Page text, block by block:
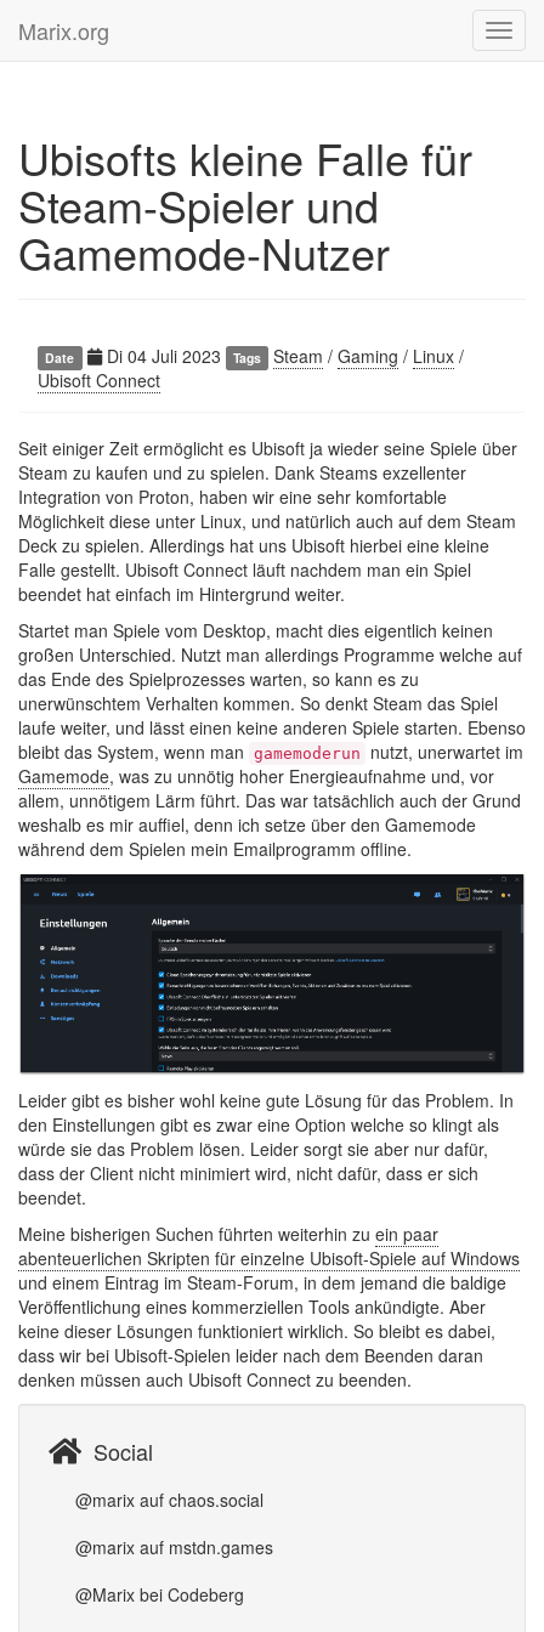
Marix.org
Ubisofts kleine Falle für
Steam-Spieler und
Gamemode-Nutzer
Date Di 04 Juli 2023 Tags Steam /Gaming / Linux /
Ubisoft Connect
Seit einiger Zeit ermöglicht es Ubisoft ja wieder seine Spiele über
Steam zu kaufen und zu spielen. Dank Steams exzellenter
Integration von Proton, haben wir eine sehr komfortable
Möglichkeit diese unter Linux, und natürlich auch auf dem Steam
Deck zu spielen. Allerdings hat uns Ubisoft hierbei eine kleine
Falle gestellt. Ubisoft Connect läuft nachdem man ein Spiel
beendet hat einfach im Hintergrund weiter.
Startet man Spiele vom Desktop, macht dies eigentlich keinen
großen Unterschied. Nutzt man allerdings Programme welche auf
das Ende des Spielprozesses warten, so kann es zu
unerwünschtem Verhalten kommen. So denkt Steam das Spiel
laufe weiter, und lässt einen keine anderen Spiele starten. Ebenso
bleibt das System, wenn man gamemoderun
nutzt, unerwartet im
Gamemode, was zu unnötig hoher Energieaufnahme und, vor
allem, unnötigem Lärm führt. Das war tatsächlich auch der Grund
weshalb es mir auffiel, denn ich setze über den Gamemode
während dem Spielen mein Emailprogramm offline.
Leider gibt es bisher wohl keine gute Lösung für das Problem. In
den Einstellungen gibt es zwar eine Option welche so klingt als
würde sie das Problem lösen. Leider sorgt sie aber nur dafür,
dass der Client nicht minimiert wird, nicht dafür, dass er sich
beendet.
Meine bisherigen Suchen führten weiterhin zu ein paar
abenteuerlichen Skripten für einzelne Ubisoft-Spiele auf Windows
und einem Eintrag im Steam-Forum, in dem jemand die baldige
Veröffentlichung eines kommerziellen Tools ankündigte. Aber
keine dieser Lösungen funktioniert wirklich. So bleibt es dabei,
dass wir bei Ubisoft-Spielen leider nach dem Beenden daran
denken müssen auch Ubisoft Connect zu beenden.
Social
@marix auf chaos.social
@marix auf mstdn.games
@Marix bei Codeberg